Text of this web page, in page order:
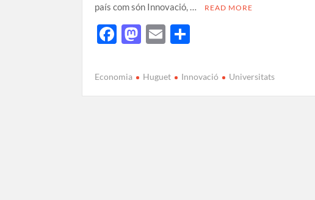
país com són Innovació, …
READ MORE
F
e
b
M
to
d
E
ail m
p
Economia Huguet Innovació Universitats